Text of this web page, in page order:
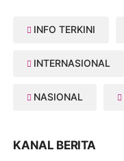
INFO TERKINI
INTERNASIONAL
NASIONAL
KANAL BERITA